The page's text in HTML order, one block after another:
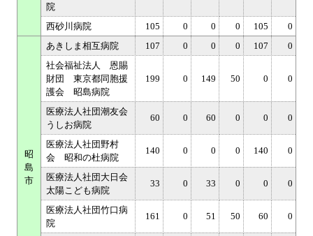
院
西砂川病院 105 0 0 0 105 0
昭
島
市
あきしま相互病院 107 0 0 0 107
0
社会福祉法人 恩賜
財団 東京都同胞援
護会 昭島病院
199 0 149 50 0 0
医療法人社団潮友会
うしお病院
60 0 60 0 0 0
医療法人社団野村
会 昭和の杜病院
140 0 0 0 140 0
医療法人社団大日会
太陽こども病院
33 0 33 0 0 0
医療法人社団竹口病
院
161 0 51 50 60 0